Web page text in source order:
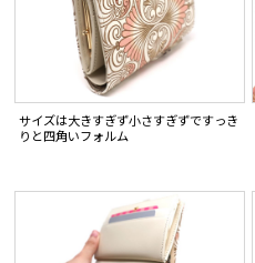
サイズは大きすぎず小さすぎずですっき
りと四角いフォルム